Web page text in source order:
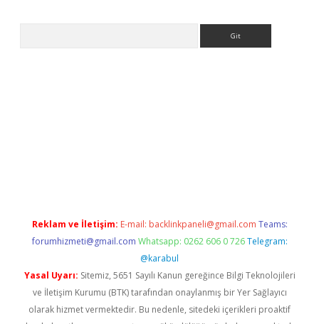
Reklam ve İletişim: E-mail: backlinkpaneli@gmail.com Teams:
forumhizmeti@gmail.com Whatsapp: 0262 606 0 726 Telegram:
@karabul
Yasal Uyarı: Sitemiz, 5651 Sayılı Kanun gereğince Bilgi Teknolojileri
ve İletişim Kurumu (BTK) tarafından onaylanmış bir Yer Sağlayıcı
olarak hizmet vermektedir. Bu nedenle, sitedeki içerikleri proaktif